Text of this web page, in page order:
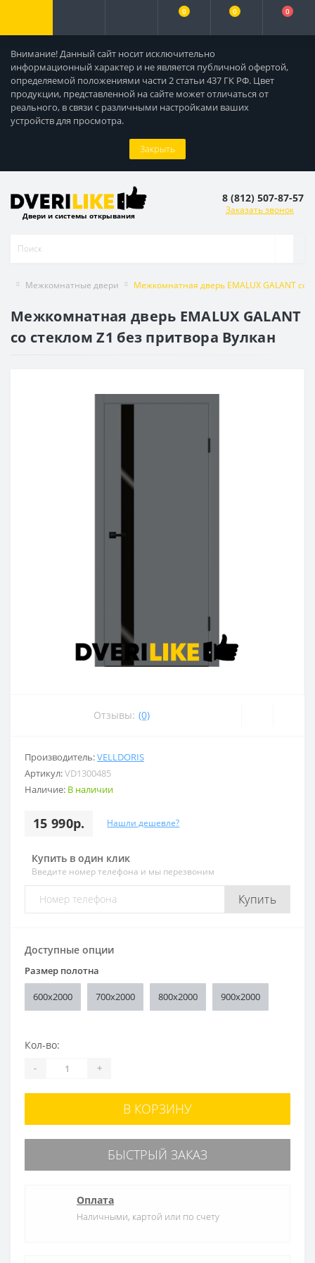
Внимание! Данный сайт носит исключительно
информационный характер и не является публичной офертой,
определяемой положениями части 2 статьи 437 ГК РФ. Цвет
продукции, представленной на сайте может отличаться от
реального, в связи с различными настройками ваших
устройств для просмотра.
Закрыть
0 0 0
Двери и системы открывания
8 (812) 507-87-57
Заказать звонок
Межкомнатные двери Межкомнатная дверь EMALUX GALANT со
Межкомнатная дверь EMALUX GALANT
со стеклом Z1 без притвора Вулкан
Отзывы: (0)
Производитель:VELLDORIS
Артикул:VD1300485
Наличие: В наличии
15 990р. Нашли дешевле?
Купить в один клик
Введите номер телефона и мы перезвоним
Купить
Доступные опции
Размер полотна
600x2000 700x2000 800x2000 900x2000
Кол-во:
- +
В КОРЗИНУ
БЫСТРЫЙ ЗАКАЗ
Оплата
Наличными, картой или по счету